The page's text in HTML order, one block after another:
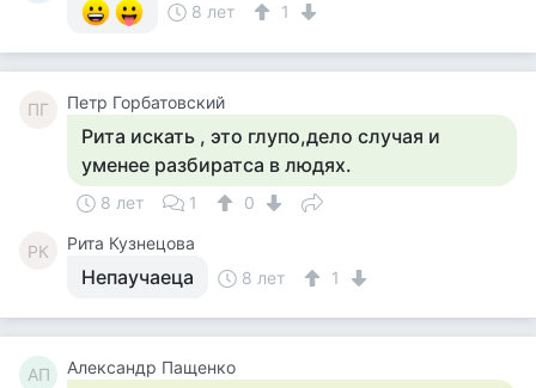
8 лет
1
ПГ Петр Горбатовский
Рита искать , это глупо,дело случая и
уменее разбиратса в людях.
8 лет 1 0
РК Рита Кузнецова
Непаучаеца 8 лет 1
АП Александр Пащенко